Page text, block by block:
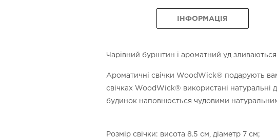
ІНФОРМАЦІЯ
Чарівний бурштин і ароматний уд
Ароматичні свічки WoodWick® подарують
свічках WoodWick® використані натуральні
будинок наповнюється чудовими
Розмір свічки: висота 8.5 см, діаметр 7 см;